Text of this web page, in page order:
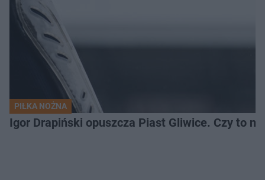
PIŁKA NOŻNA
Igor Drapiński opuszcza Piast Gliwice. Czy to